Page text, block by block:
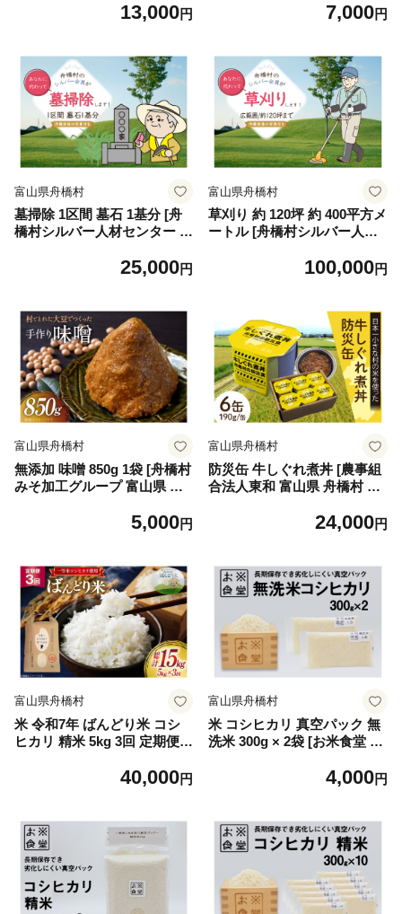
真空 パック ごはん 備蓄 長期
13,000円
ごはん 真空 パック 備蓄 長期
7,000円
富山県舟橋村
墓掃除 1区間 墓石 1基分 [舟
橋村シルバー人材センター 富
25,000円
富山県舟橋村
草刈り 約 120坪 約 400平方メ
ートル [舟橋村シルバー人材
0191] シルバー人材100,000円
富山県舟橋村
無添加 味噌 850g 1袋 [舟橋村
みそ加工グループ 富山県 舟
味料 国産 miso 味噌汁 みそ
5,000円
富山県舟橋村
防災缶 牛しぐれ煮丼 [農事組
合法人東和 富山県 舟橋村 57
缶詰 缶詰め カンヅメ 保存食
24,000円
富山県舟橋村
米 令和7年 ばんどり米 コシ
ヒカリ 精米 5kg 3回 定期便
富山県 舟橋村 57050214] 一
ンド米 美味しい 富山 農家 ふ
るさと納税
40,000円
富山県舟橋村
米 コシヒカリ 真空パック 無
洗米 300g × 2袋 [お米食堂 富
米 こめ コメ 無洗米 白米 精
4,000円